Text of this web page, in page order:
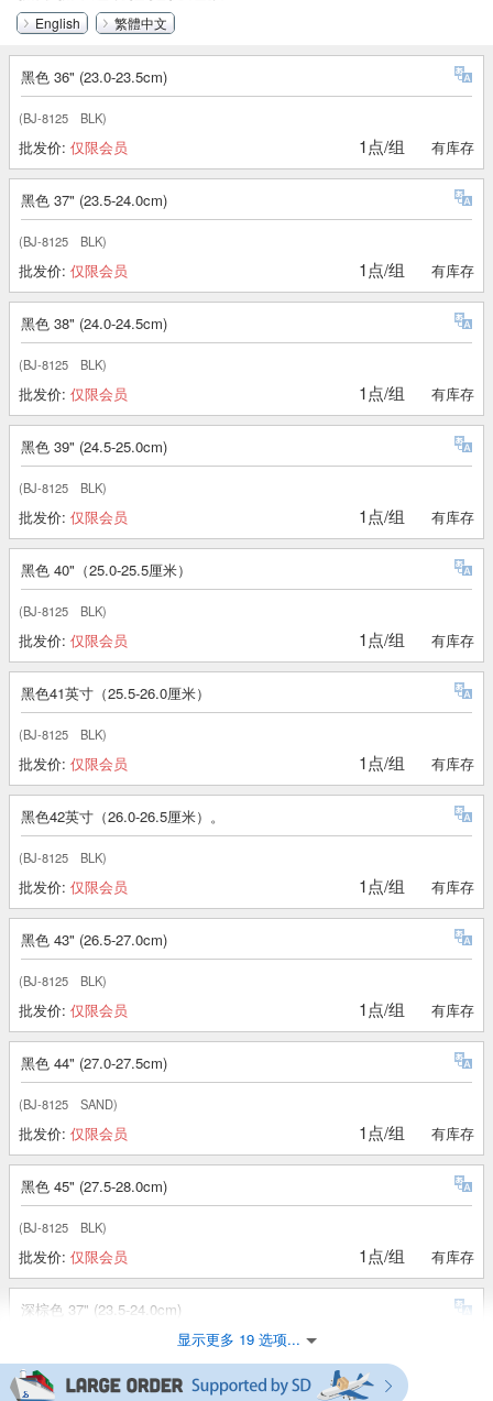
English 繁體中文
黑色 36" (23.0-23.5cm)
(BJ-8125 BLK)
批发价: 仅限会员 1点/组 有库存
黑色 37" (23.5-24.0cm)
(BJ-8125 BLK)
批发价: 仅限会员 1点/组 有库存
黑色 38" (24.0-24.5cm)
(BJ-8125 BLK)
批发价: 仅限会员 1点/组 有库存
黑色 39" (24.5-25.0cm)
(BJ-8125 BLK)
批发价: 仅限会员 1点/组 有库存
黑色 40"（25.0-25.5厘米）
(BJ-8125 BLK)
批发价: 仅限会员 1点/组 有库存
黑色41英寸（25.5-26.0厘米）
(BJ-8125 BLK)
批发价: 仅限会员 1点/组 有库存
黑色42英寸（26.0-26.5厘米）。
(BJ-8125 BLK)
批发价: 仅限会员 1点/组 有库存
黑色 43" (26.5-27.0cm)
(BJ-8125 BLK)
批发价: 仅限会员 1点/组 有库存
黑色 44" (27.0-27.5cm)
(BJ-8125 SAND)
批发价: 仅限会员 1点/组 有库存
黑色 45" (27.5-28.0cm)
(BJ-8125 BLK)
批发价: 仅限会员 1点/组 有库存
深棕色 37" (23.5-24.0cm)
批发价: 仅限会员 1点/组
显示更多 19 选项...